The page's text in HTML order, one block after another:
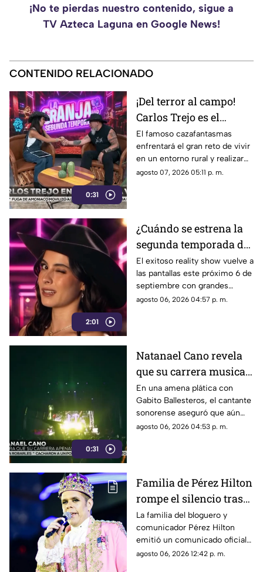
¡No te pierdas nuestro contenido, sigue a
TV Azteca Laguna en Google News!
CONTENIDO RELACIONADO
0:31
¡Del terror al campo!
Carlos Trejo es el
primer participante
confirmado para La
Granja VIP 2026
El famoso cazafantasmas
enfrentará el gran reto de vivir
en un entorno rural y realizar
pesadas labores de campo
agosto 07, 2026 05:11 p. m.
2:01
¿Cuándo se estrena la
segunda temporada de
La Granja VIP en
Azteca Uno?
El exitoso reality show vuelve a
las pantallas este próximo 6 de
septiembre con grandes
celebridades y condiciones
agosto 06, 2026 04:57 p. m.
0:31
Natanael Cano revela
que su carrera musical
apenas está
empezando
En una amena plática con
Gabito Ballesteros, el cantante
sonorense aseguró que aún
tiene un largo camino por
agosto 06, 2026 04:53 p. m.
Familia de Pérez Hilton
rompe el silencio tras
incidente en vivo
La familia del bloguero y
comunicador Pérez Hilton
emitió un comunicado oficial
para agradecer las muestras de
agosto 06, 2026 12:42 p. m.